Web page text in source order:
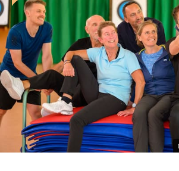
Karriere
Sozialdienste & Zuweisende
Suche
Leichte Sprache
Gebärdensprache